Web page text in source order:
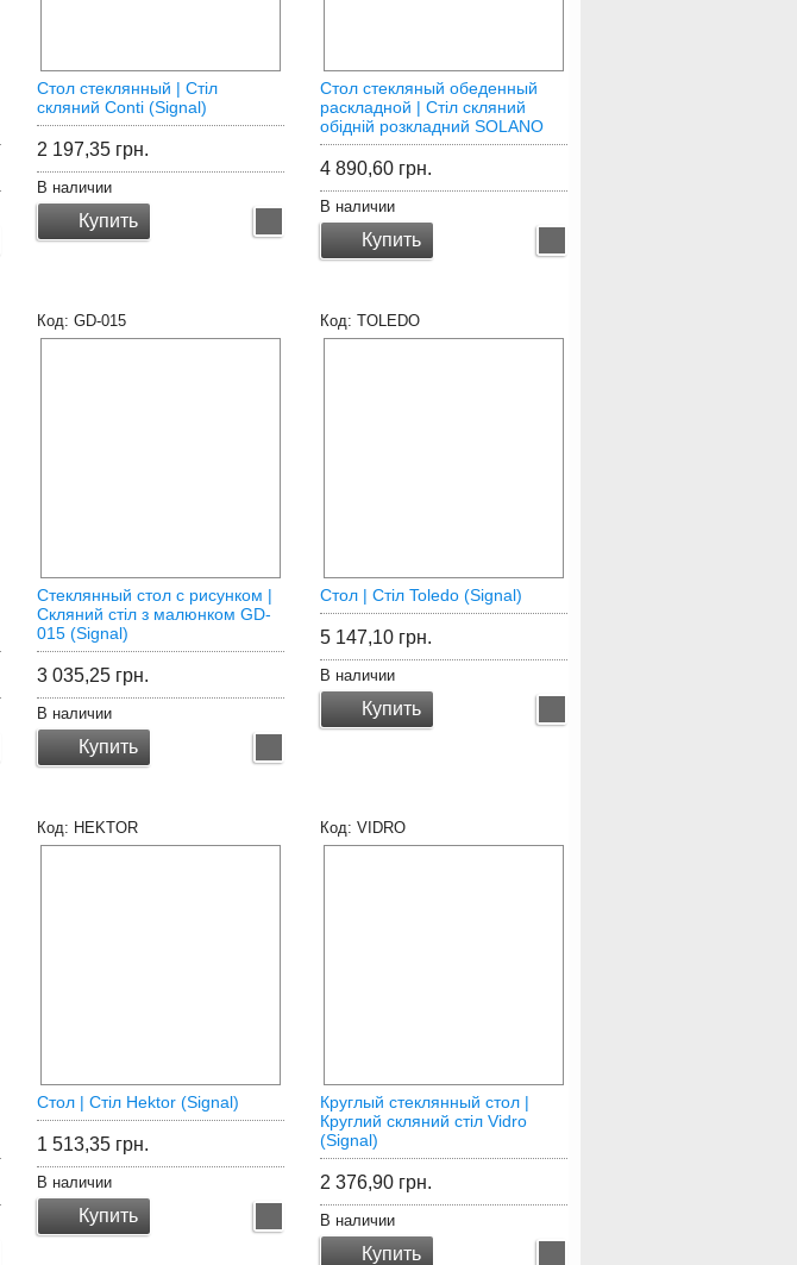
Стол стеклянный | Cтіл
скляний Conti (Signal)
2 197,35 грн.
В наличии
Купить
Стол стекляный обеденный
раскладной | Стіл скляний
обідній розкладний SOLANO
4 890,60 грн.
В наличии
Купить
GD-015
Стеклянный стол с рисунком |
Скляний стіл з малюнком GD-
015 (Signal)
3 035,25 грн.
В наличии
Купить
TOLEDO
Стол | Стіл Toledo (Signal)
5 147,10 грн.
В наличии
Купить
HEKTOR
Стол | Cтіл Hektor (Signal)
1 513,35 грн.
В наличии
Купить
VIDRO
Круглый стеклянный стол |
Круглий скляний стіл Vidro
(Signal)
2 376,90 грн.
В наличии
Купить